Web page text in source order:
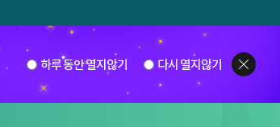
하루 동안 열지않기 다시 열지않기